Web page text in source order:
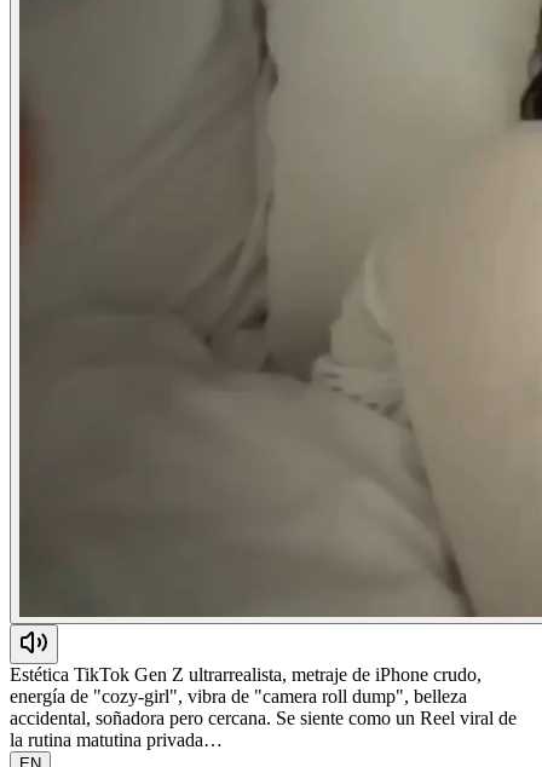
Estética TikTok Gen Z ultrarrealista, metraje de iPhone crudo,
energía de "cozy-girl", vibra de "camera roll dump", belleza
accidental, soñadora pero cercana. Se siente como un Reel viral de
la rutina matutina privada…